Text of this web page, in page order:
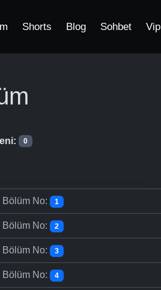
Shorts Blog Sohbet Vip
0
Bölüm No: 1
Bölüm No: 2
Bölüm No: 3
Bölüm No: 4